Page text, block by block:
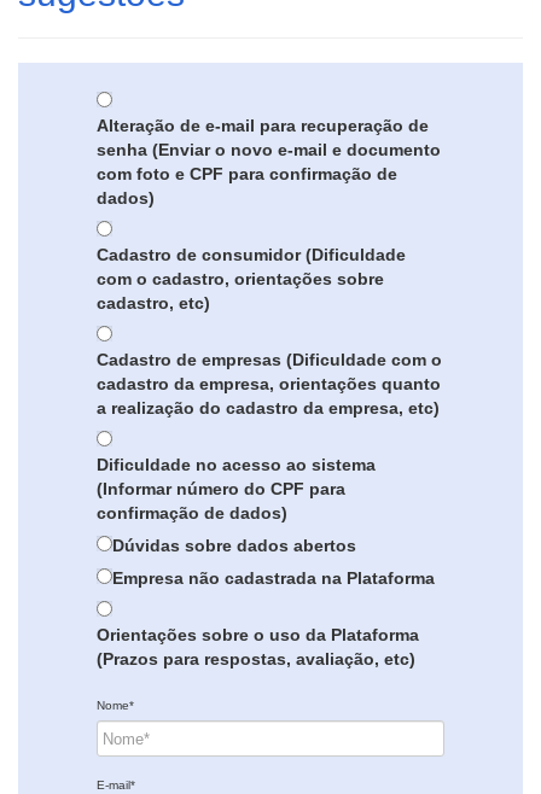
Alteração de e-mail para recuperação de
senha (Enviar o novo e-mail e documento
com foto e CPF para confirmação de
dados)
Cadastro de consumidor (Dificuldade
com o cadastro, orientações sobre
cadastro, etc)
Cadastro de empresas (Dificuldade com o
cadastro da empresa, orientações quanto
a realização do cadastro da empresa, etc)
Dificuldade no acesso ao sistema
(Informar número do CPF para
confirmação de dados)
Dúvidas sobre dados abertos
Empresa não cadastrada na Plataforma
Orientações sobre o uso da Plataforma
(Prazos para respostas, avaliação, etc)
Nome*
E-mail*